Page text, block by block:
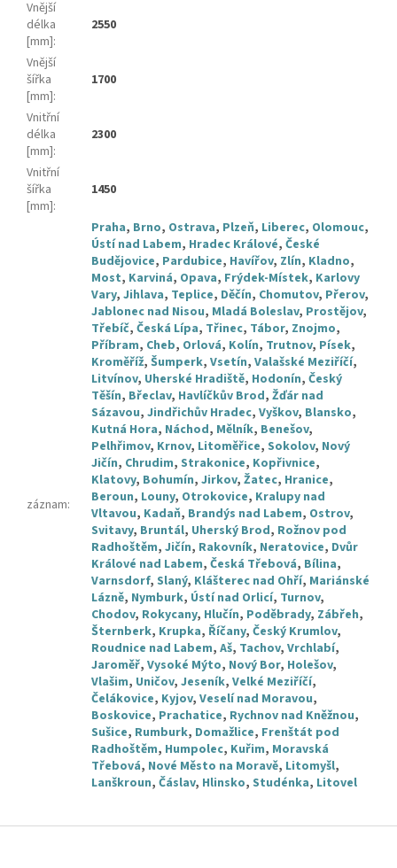
Vnější
délka
[mm]:
2550
Vnější
šířka
[mm]:
1700
Vnitřní
délka
[mm]:
2300
Vnitřní
šířka
[mm]:
1450
záznam:
Praha, Brno, Ostrava, Plzeň, Liberec, Olomouc,
Ústí nad Labem, Hradec Králové, České
Budějovice, Pardubice, Havířov, Zlín, Kladno,
Most, Karviná, Opava, Frýdek-Místek, Karlovy
Vary, Jihlava, Teplice, Děčín, Chomutov, Přerov,
Jablonec nad Nisou, Mladá Boleslav, Prostějov,
Třebíč, Česká Lípa, Třinec, Tábor, Znojmo,
Příbram, Cheb, Orlová, Kolín, Trutnov, Písek,
Kroměříž, Šumperk, Vsetín, Valašské Meziříčí,
Litvínov, Uherské Hradiště, Hodonín, Český
Těšín, Břeclav, Havlíčkův Brod, Žďár nad
Sázavou, Jindřichův Hradec, Vyškov, Blansko,
Kutná Hora, Náchod, Mělník, Benešov,
Pelhřimov, Krnov, Litoměřice, Sokolov, Nový
Jičín, Chrudim, Strakonice, Kopřivnice,
Klatovy, Bohumín, Jirkov, Žatec, Hranice,
Beroun, Louny, Otrokovice, Kralupy nad
Vltavou, Kadaň, Brandýs nad Labem, Ostrov,
Svitavy, Bruntál, Uherský Brod, Rožnov pod
Radhoštěm, Jičín, Rakovník, Neratovice, Dvůr
Králové nad Labem, Česká Třebová, Bílina,
Varnsdorf, Slaný, Klášterec nad Ohří, Mariánské
Lázně, Nymburk, Ústí nad Orlicí, Turnov,
Chodov, Rokycany, Hlučín, Poděbrady, Zábřeh,
Šternberk, Krupka, Říčany, Český Krumlov,
Roudnice nad Labem, Aš, Tachov, Vrchlabí,
Jaroměř, Vysoké Mýto, Nový Bor, Holešov,
Vlašim, Uničov, Jeseník, Velké Meziříčí,
Čelákovice, Kyjov, Veselí nad Moravou,
Boskovice, Prachatice, Rychnov nad Kněžnou,
Sušice, Rumburk, Domažlice, Frenštát pod
Radhoštěm, Humpolec, Kuřim, Moravská
Třebová, Nové Město na Moravě, Litomyšl,
Lanškroun, Čáslav, Hlinsko, Studénka, Litovel